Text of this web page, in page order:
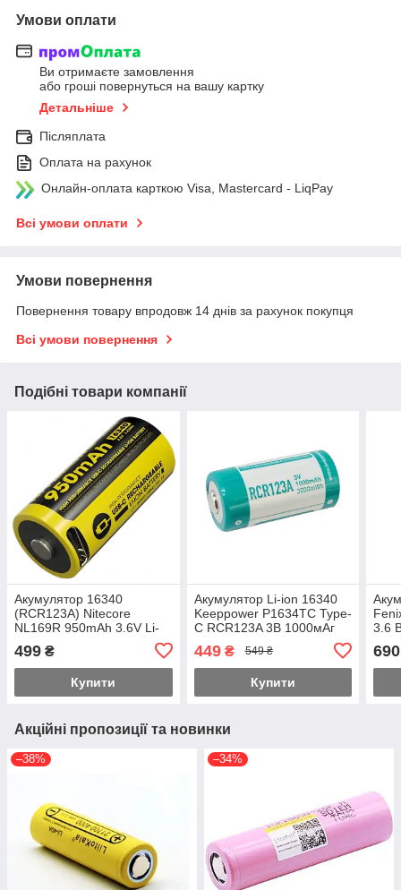
Умови оплати
Ви отримаєте замовлення
або гроші повернуться на вашу картку
Детальніше
Післяплата
Оплата на рахунок
Онлайн-оплата карткою Visa, Mastercard - LiqPay
Всі умови оплати
Умови повернення
Повернення товару впродовж 14 днів за рахунок покупця
Всі умови повернення
Подібні товари компанії
Акумулятор 16340
(RCR123A) Nitecore
NL169R 950mAh 3.6V Li-
(Чорно-жовтий)
499 ₴
Купити
Акумулятор Li-ion 16340
Keeppower P1634TC Type-
C RCR123A 3В 1000мАг
бірюзовий)
449₴ 549 ₴
Купити
3.6
690
Акційні пропозиції та новинки
–38% –34%